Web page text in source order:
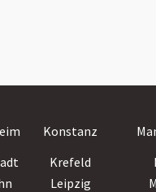
Konstanz
Krefeld
Leipzig